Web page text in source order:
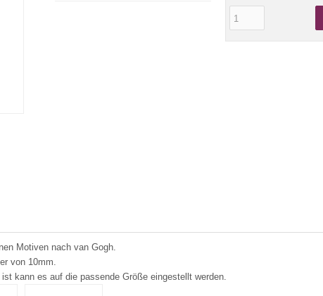
Motiven nach van Gogh.
von 10mm.
kann es auf die passende Größe eingestellt werden.